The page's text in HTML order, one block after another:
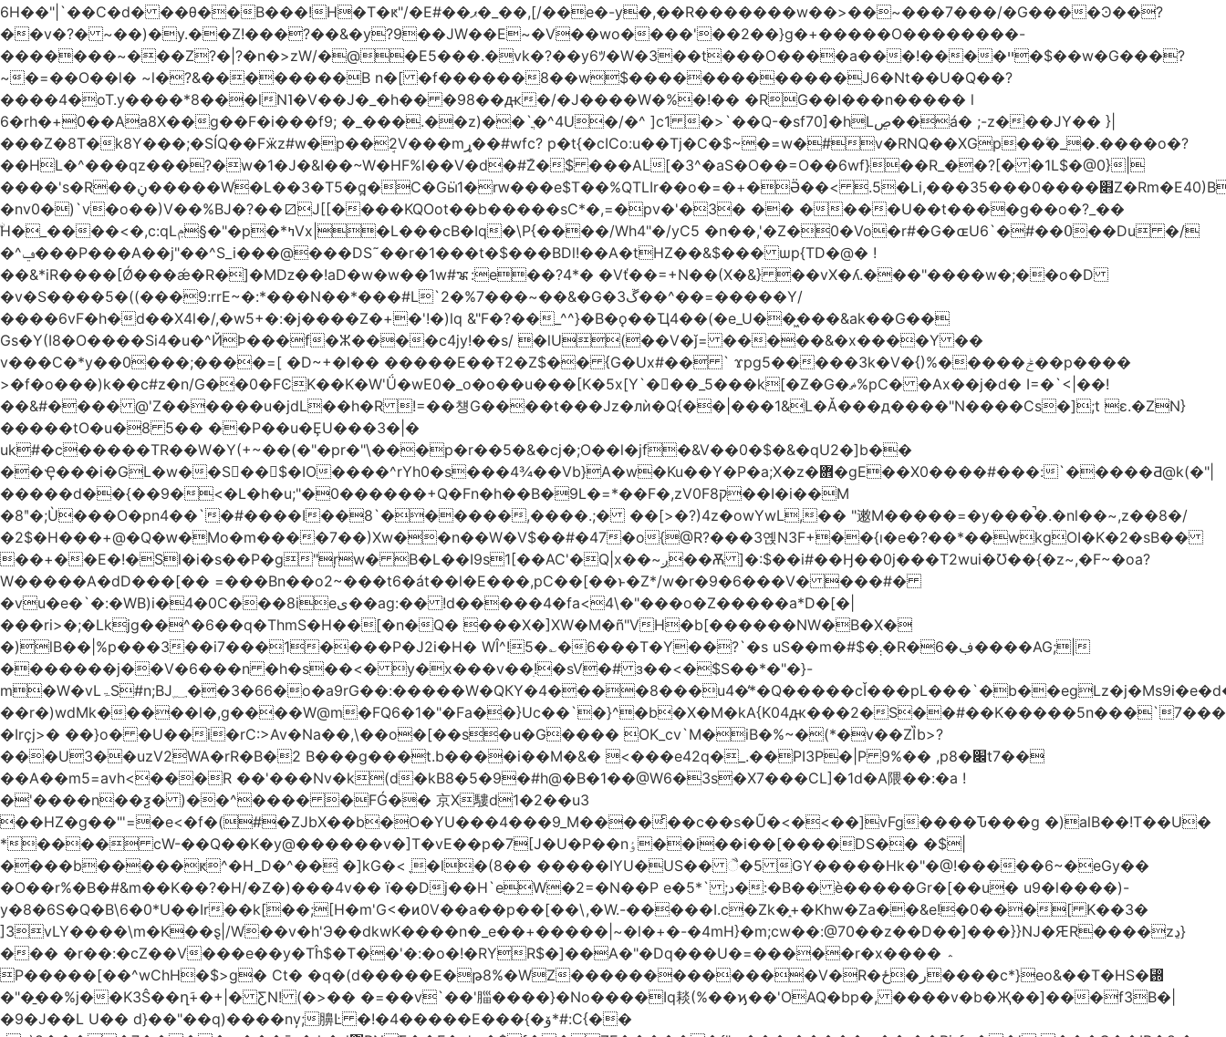
6H��"|`��C�d� ��θ��B���!H�T�ԟ"/�E#��ޕ�_��,[/��e�-y�,��R�������w��>��~���7���/�G����Ͽ��?
��v�?� ~��)�y.��Z!���?��&�y?9��JW��E~�V��wo����'��2��}g�+�����O��������-
�������~���Z?�|?�n�>zW/�@�E5���.�vk�?��y6ﾂ�W�3��t���O����a���!����ײ �$��w�G���?
~�=��O��l� ~l�?&��������B n�[ �f������8��w$�������������J6�Nt��U�Q��?
����4�oT.y����*8���lN˥�V��J�_�h�� �98��ԫ�/�J����W�%�!�� �RG��I���n����� l
6�rh�+0��Aa8X��g��F�i���f9; �_���.��z)��`ֳ�^4U�/�^ ]c1 �>`��Q-�sf70]�hLڝ��á� ;-z���JY�� }|
���Z�8T�k8Y���;�SÍQ��Fӝz#w�p��ܱ2V���mړ��#wfc? p�t{�cICo:u��Tj�C�$~�=w�#v�RNQ��XGp��ۧ�_�.����o�?
��HL�^���qz���?�w�1�J�&I��~W�HF%l��V�d�#ۜZ�$ ���AL[�3^�aS�O��=O��6wf}��R_��?[� �1L$�@0} |
����'s�R��ڼ�����W�L��3�T5�q̪�C�Gӹ1�rԝ���e$T��%QTLIr��o�=�+�Ӛ��< .5�Li,���35���0����׋Z�Rm�E40)B~���.���|~L4�3D�Ǭ"^�Qk�=w6l5ʥ��kE�nO�C���=�9��|
�nv0�)`v�o��)V��%BJ�?��⧄J[[����KQOot��b�����sC*�,=�pv�'�3� �� ����U��t����g��o�?_��
ۨH�_����<�,c:qLݦ§�"�p�*ߤVx|�L���cB�Iq�\P{����/Wh4"�/yC5 �n��,'�Z�0�Vo�r#�G�ɶU߀��#�`6��Du �/
�^ݠ���P���A��j"��^S_i���@���DS˜��r�1���t�$���BDl!��A�tHZ��&$��� ѡp{TD�@� !
��&*iR����[Ǿ���ǽ�R�]�Mǲ��!aD�w�w��1w#ꦨ:e��?4*� �Vť��=+N��(X�&} ��vX�ʎ.���"����w�;��o�D
�v�S����5�((���9:rrE~�:*���N��*���#L`2�%7���~��&�G�ڱ3��^��=�����Y/
����6vF�h�d��X4l�/,�w5+�:�j����Z�+�'!�)lq &"F�?��_^^}�B�ǫ��Ҵ4��(�e_U��͖���&ak��G��
Gs�Y(I8�O����Si4�u�^ЙÞ���f�ⵣ����c4jy!��s/ �lU(��V�ǰ= �����&�x����Y ��
v���C�*y��0���;����=[ �D~+�l�� �����E��Ŧ2�Z$�� {G�Ux#�� ` ϫpg5�����3k�V�{)%�����ݲ��p����
>�f�o���)k��c#z�n/G��0�FϾK��K�W'Ǘ�wE0�_o�o��u���[K�5x[Y`�򡙝��_5���k[�Z�G�ޡ%pC� �Ax��j�d� I=�`<|��!
��&#���� @'Z������u�jdL��h�R !=��첑G����t���Jz�лѝ�Q{��|���1&L�Ǎ���д����"N����Cs�];t ɛ.�ZN}
�����tO�u�8 5�� ��P��u�ȨU���3�|�
uk#�c�����TR��W�Y(+~��(�"�pr�"\���p�r��5�&�cj�;O��l�jf�&V��0�$�&�qU2�]b��
��Ҿ���i�GL�w��S��$�IO����^rYh0�s���4¾��Vb}A�w�Ku��Y�P�a;X�z�܎�gE��X0����#���:`�����Ƌ@k(�"|
�����d��{��9�<�L�h�u;"�0������+Q�Fn�h��B�9L�=*��F�,zV0Fק8��I�i��M
�8ʺ�;Ù���O�pn4��`�#����I��8`������,����.;� ��[>�?)4z�owYwL,�� "遫M�����=�y���̚�.�nl��~,z��8�/
�2$�H���+@�Q�ԝ�Mo�m����7��)Xw��n��W�V$��#�47�o{@R?���3옍N3F+��{ı�e�?��*��wkgOI�K�2�sB��
��+��E�!�Sl�i�s��P�g"ŗw� B�L��I9s1[��AC'�Q|x��~ږ��Ѫ ]�:$��i#��Ӈ��0j���T2wui�Ʊ��{�z~,�F~�oa?
W�����A�dD���[�� =���Bn��o2~���t6�át��l�E���,pC��[��ͱ�Z*/w�r�9�6���V� ���#�
�vu�e�`�:�WB)i�4�0C���8ieى��ag:�� !d�����4�fa<4\�"���o�Z�����a*D�[�|
���ri>�;�Lkjg��^�6��q�ThmS�H��[�n�Q� ���X�]XW�M�ñ"VH�b[������NW�B�X�
�)lB��|%p���3��i7���1����P�J2i�H� WÎ^!5�؎�6���T�Y��?`�s uS��m�#$�܄�R�ڣ�6����AG;|
�������j��V�6���n �h�s��<� y�x���v��ׅ!�sV�# з��<�$S��*�"�}-
m�W�vLۃЅ#n;BJ؁��3�66�o�a9rG��:�����W�QКY�4����8���u4�̒*�Q�����cǏ���pL���`�b��egLz�j�Ms9i�e�d�����Ź͊�u,|l2.
��r�)wdMk�����l�,g����W@m�FQ6�1�"�Fa��}Uc��`�}^�b�X�M�kA{K04ԫ���2�S��#��K�����5n���`7���
�Irçj>� ��}o� �U��i�rC:>Av�Na��,\��o�[��s�u�G���� OK_cv`M�iB�%~�(*�v��ZȈb>?
���U3��uzV2WA�rR�B�2 B���g���t.b����i��M�&� <���e42q�_.��PI3P�|P 9%�� ,p8�׌t7��𥉉
��A��m5=avh<���R ��'���Nv�k(d�kB8�5�9�#h@�B�1��@W6�3s�X7���CL]�1d�A隈��:�a !
�'����n��ƺ� )��^���� �FǴ�� 京X䮫d1�2��u3
��HZ�g��"'=�e<�f�(#�ZJbX��b�O�YU���4���9_M����ͨ��c��s�Ũ�<�<��]vFg����Ԏ���g �)alB��!T��U�
*���� cW-��Q��K�y@������v�]T�vE��p�7[J�U�P��nٶ��i��i��[����DS�� �$|
����b�����ԟ^�H_D�^�� �]kG�<ˎ�l�(8�� �����IYU�US�� ૈ�5 GY�����Hk�"�@!�����6~�eGy��
�O��r%�B�#&m��K��?�H/�Z�)���4v�� ї��Dj��H`eW�2=�N��P e�5*` ;د�:�B�� è�����Gr�[��u� u9�l����)-
y�8�6S�Q�B\6�0*U��Ir��k[��;[H�m'G<�ͷ0V��a��p��[��\,�W.-�����I.c�Zk�֑+�Khw�Za��&e!�0���[ K��3�
]3vLY����\m�K��ȿ|/W��v�h'Э��dkwK����n�_e��+�����|~�l�+�-�4mH}�m;cw��:@70��z��D��]���}}Ǌ�ԘR����zڍ}
��� �r��:�cZ��V���e��y�Tĥ$�Τ��'�:�o�!�RYR$�]��A�"�Dq���U�=�����r�x���� ؞
P�����[��^wChH�$>g� Ct� �q�(d�����E�թ8%�WZ�������������V�R�ر�ځ����c*}eo&��T�HS�₝
�"�̱��%j��K3Ŝ��ղَ+�+|� ƸN! (�>�� �=��v`��'䐉����}�No����Iq䎦(%��ϗ��'OAQ�bp�, ����v�b�Җ��]���f3B�|
�9�J��L U�� d}��"��q)����nv̦;䑄Ŀ �!�4�����E���{�ۆ*#:C{��